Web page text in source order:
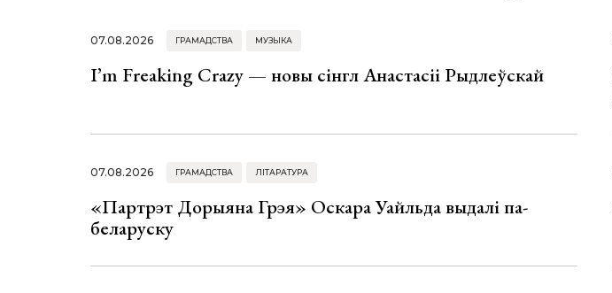
07.08.2026 ГРАМАДСТВА МУЗЫКА
I’m Freaking Crazy — новы сінгл Анастасіі Рыдлеўскай
07.08.2026 ГРАМАДСТВА ЛІТАРАТУРА
«Партрэт Дорыяна Грэя» Оскара Уайльда выдалі па-
беларуску